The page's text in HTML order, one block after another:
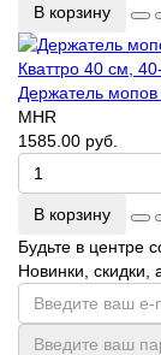
В корзину
Держатель
MHR
1585.00 руб.
В корзину
Будьте в центре
Новинки, скидки,